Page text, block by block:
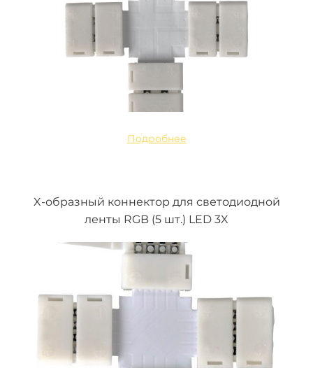
Подробнее
X-образный коннектор для светодиодной
ленты RGB (5 шт.) LED 3X